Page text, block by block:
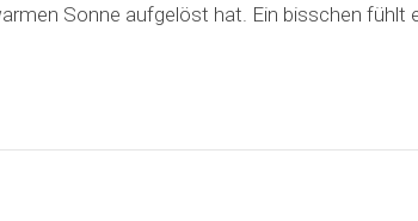
Sonne aufgelöst hat. Ein bisschen fühlt